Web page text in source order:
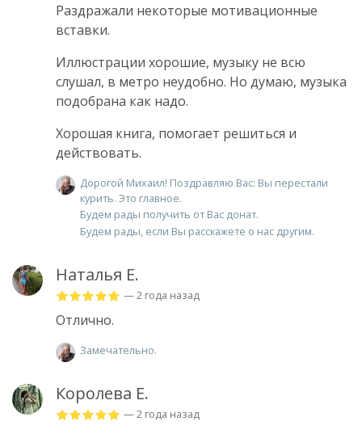
Раздражали некоторые мотивационные
вставки.
Иллюстрации хорошие, музыку не всю
слушал, в метро неудобно. Но думаю, музыка
подобрана как надо.
Хорошая книга, помогает решиться и
действовать.
Дорогой Михаил! Поздравляю Вас: Вы перестали
курить. Это главное.
Будем рады получить от Вас донат.
Будем рады, если Вы расскажете о нас другим.
Наталья Е.
— 2 года назад
Отлично.
Замечательно.
Королева Е.
— 2 года назад